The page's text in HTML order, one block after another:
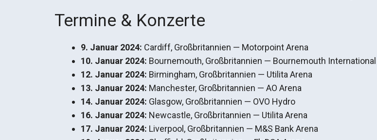
Termine & Konzerte
9. Januar 2024: Cardiff, Großbritannien — Motorpoint Arena
10. Januar 2024: Bournemouth, Großbritannien — Bournemouth
12. Januar 2024: Birmingham, Großbritannien — Utilita Arena
13. Januar 2024: Manchester, Großbritannien — AO Arena
14. Januar 2024: Glasgow, Großbritannien — OVO Hydro
16. Januar 2024: Newcastle, Großbritannien — Utilita Arena
17. Januar 2024: Liverpool, Großbritannien — M&S Bank Arena